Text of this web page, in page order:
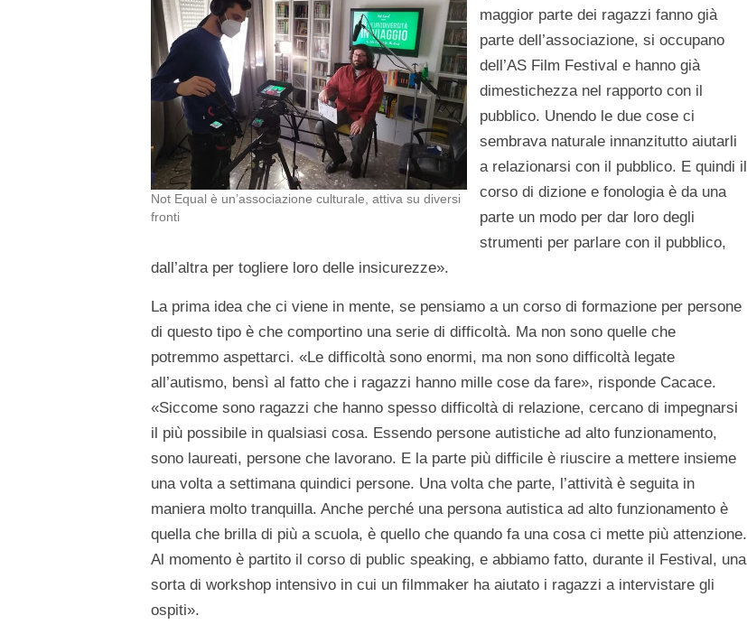
Not Equal è un’associazione culturale, attiva su diversi
fronti
maggior parte dei ragazzi fanno già
parte dell’associazione, si occupano
dell’AS Film Festival e hanno già
dimestichezza nel rapporto con il
pubblico. Unendo le due cose ci
sembrava naturale innanzitutto aiutarli
a relazionarsi con il pubblico. E quindi il
corso di dizione e fonologia è da una
parte un modo per dar loro degli
strumenti per parlare con il pubblico,
dall’altra per togliere loro delle insicurezze».
La prima idea che ci viene in mente, se pensiamo a un corso di formazione per persone
di questo tipo è che comportino una serie di difficoltà. Ma non sono quelle che
potremmo aspettarci. «Le difficoltà sono enormi, ma non sono difficoltà legate
all’autismo, bensì al fatto che i ragazzi hanno mille cose da fare», risponde Cacace.
«Siccome sono ragazzi che hanno spesso difficoltà di relazione, cercano di impegnarsi
il più possibile in qualsiasi cosa. Essendo persone autistiche ad alto funzionamento,
sono laureati, persone che lavorano. E la parte più difficile è riuscire a mettere insieme
una volta a settimana quindici persone. Una volta che parte, l’attività è seguita in
maniera molto tranquilla. Anche perché una persona autistica ad alto funzionamento è
quella che brilla di più a scuola, è quello che quando fa una cosa ci mette più attenzione.
Al momento è partito il corso di public speaking, e abbiamo fatto, durante il Festival, una
sorta di workshop intensivo in cui un filmmaker ha aiutato i ragazzi a intervistare gli
ospiti».